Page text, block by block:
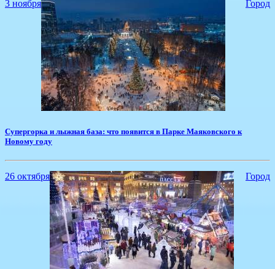
3 ноября Город
Супергорка и лыжная база: что появится в Парке Маяковского к
Новому году
26 октября Город